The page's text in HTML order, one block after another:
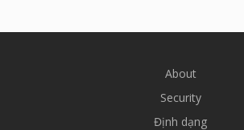
About
Security
Định dạng